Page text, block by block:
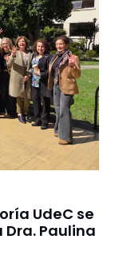
UdeC se
Paulina